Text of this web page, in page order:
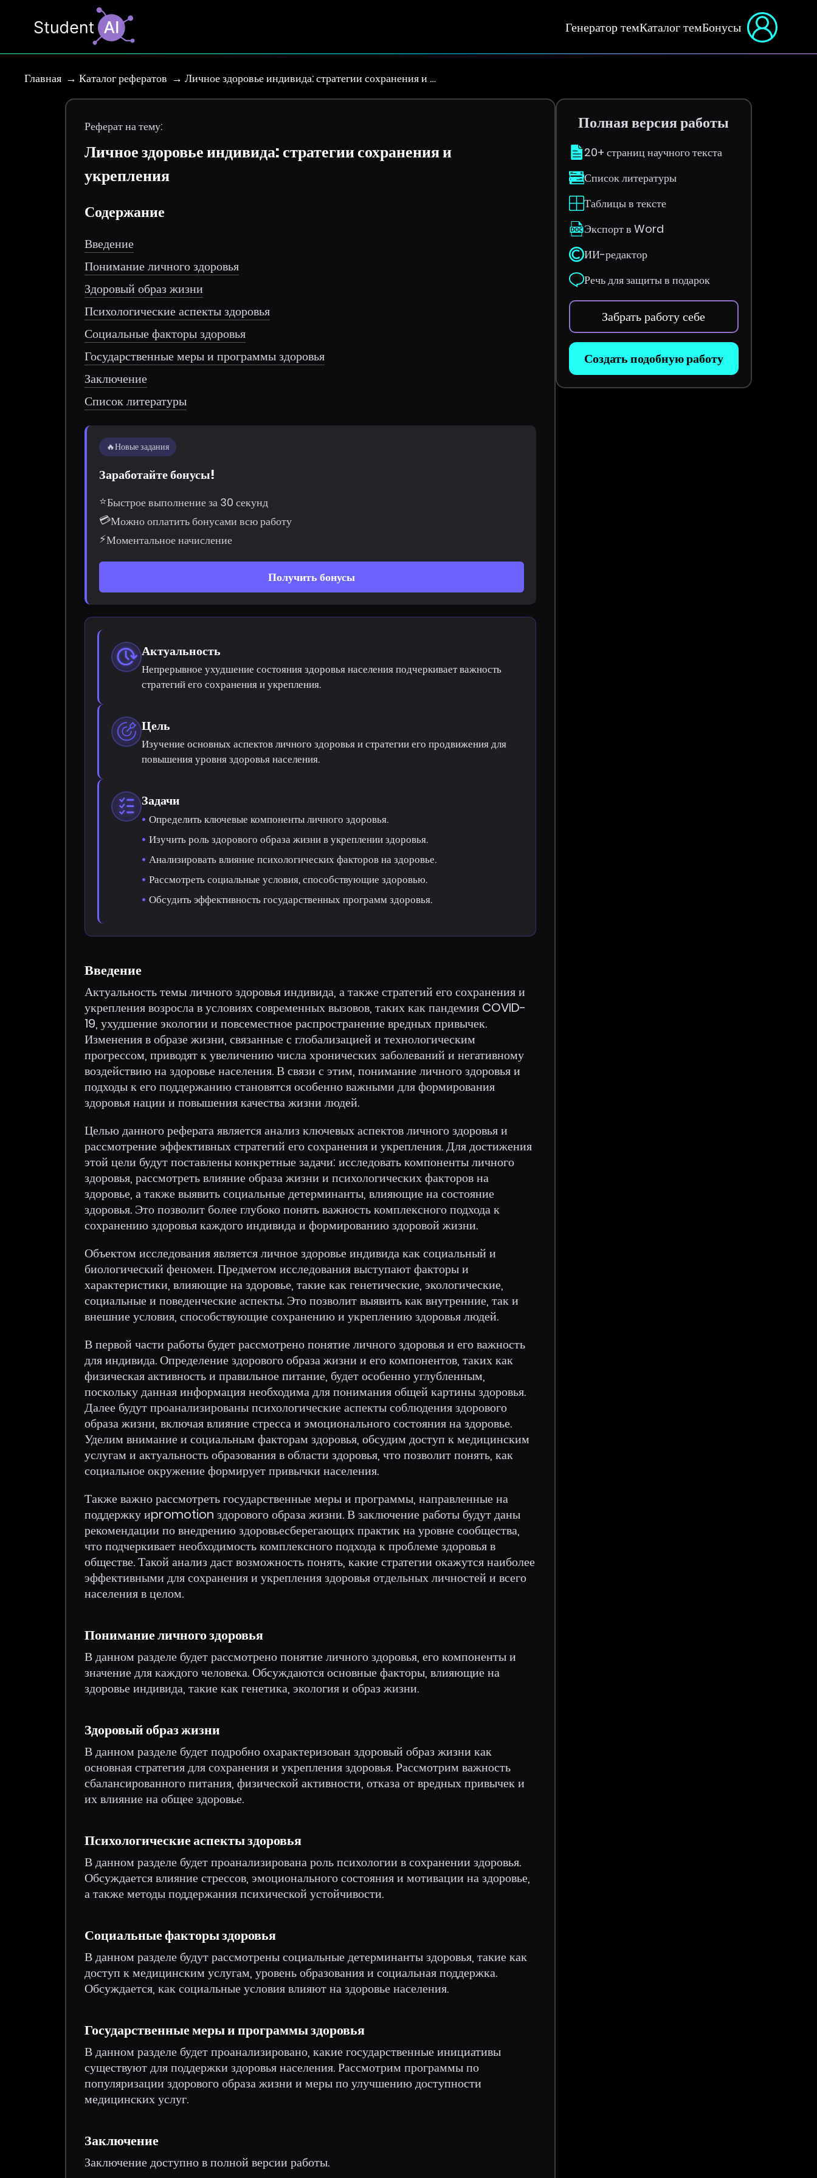
Генератор темКаталог темБонусы
Главная Каталог рефератов Личное здоровье индивида: стратегии сохранения и …
Реферат на тему:
Личное здоровье индивида: стратегии сохранения и
укрепления
Содержание
Введение
Понимание личного здоровья
Здоровый образ жизни
Психологические аспекты здоровья
Социальные факторы здоровья
Государственные меры и программы здоровья
Заключение
Список литературы
🔥Новые задания
Заработайте бонусы!
⭐Быстрое выполнение за 30 секунд
💳Можно оплатить бонусами всю работу
⚡Моментальное начисление
Получить бонусы
Актуальность
Непрерывное ухудшение состояния здоровья населения подчеркивает важность
стратегий его сохранения и укрепления.
Цель
Изучение основных аспектов личного здоровья и стратегии его продвижения для
повышения уровня здоровья населения.
Задачи
Определить ключевые компоненты личного здоровья.
Изучить роль здорового образа жизни в укреплении здоровья.
Анализировать влияние психологических факторов на здоровье.
Рассмотреть социальные условия, способствующие здоровью.
Обсудить эффективность государственных программ здоровья.
Введение
Актуальность темы личного здоровья индивида, а также стратегий его сохранения и
укрепления возросла в условиях современных вызовов, таких как пандемия COVID-
19, ухудшение экологии и повсеместное распространение вредных привычек.
Изменения в образе жизни, связанные с глобализацией и технологическим
прогрессом, приводят к увеличению числа хронических заболеваний и негативному
воздействию на здоровье населения. В связи с этим, понимание личного здоровья и
подходы к его поддержанию становятся особенно важными для формирования
здоровья нации и повышения качества жизни людей.
Целью данного реферата является анализ ключевых аспектов личного здоровья и
рассмотрение эффективных стратегий его сохранения и укрепления. Для достижения
этой цели будут поставлены конкретные задачи: исследовать компоненты личного
здоровья, рассмотреть влияние образа жизни и психологических факторов на
здоровье, а также выявить социальные детерминанты, влияющие на состояние
здоровья. Это позволит более глубоко понять важность комплексного подхода к
сохранению здоровья каждого индивида и формированию здоровой жизни.
Объектом исследования является личное здоровье индивида как социальный и
биологический феномен. Предметом исследования выступают факторы и
характеристики, влияющие на здоровье, такие как генетические, экологические,
социальные и поведенческие аспекты. Это позволит выявить как внутренние, так и
внешние условия, способствующие сохранению и укреплению здоровья людей.
В первой части работы будет рассмотрено понятие личного здоровья и его важность
для индивида. Определение здорового образа жизни и его компонентов, таких как
физическая активность и правильное питание, будет особенно углубленным,
поскольку данная информация необходима для понимания общей картины здоровья.
Далее будут проанализированы психологические аспекты соблюдения здорового
образа жизни, включая влияние стресса и эмоционального состояния на здоровье.
Уделим внимание и социальным факторам здоровья, обсудим доступ к медицинским
услугам и актуальность образования в области здоровья, что позволит понять, как
социальное окружение формирует привычки населения.
Также важно рассмотреть государственные меры и программы, направленные на
поддержку иpromotion здорового образа жизни. В заключение работы будут даны
рекомендации по внедрению здоровьесберегающих практик на уровне сообщества,
что подчеркивает необходимость комплексного подхода к проблеме здоровья в
обществе. Такой анализ даст возможность понять, какие стратегии окажутся наиболее
эффективными для сохранения и укрепления здоровья отдельных личностей и всего
населения в целом.
Понимание личного здоровья
В данном разделе будет рассмотрено понятие личного здоровья, его компоненты и
значение для каждого человека. Обсуждаются основные факторы, влияющие на
здоровье индивида, такие как генетика, экология и образ жизни.
Здоровый образ жизни
В данном разделе будет подробно охарактеризован здоровый образ жизни как
основная стратегия для сохранения и укрепления здоровья. Рассмотрим важность
сбалансированного питания, физической активности, отказа от вредных привычек и
их влияние на общее здоровье.
Психологические аспекты здоровья
В данном разделе будет проанализирована роль психологии в сохранении здоровья.
Обсуждается влияние стрессов, эмоционального состояния и мотивации на здоровье,
а также методы поддержания психической устойчивости.
Социальные факторы здоровья
В данном разделе будут рассмотрены социальные детерминанты здоровья, такие как
доступ к медицинским услугам, уровень образования и социальная поддержка.
Обсуждается, как социальные условия влияют на здоровье населения.
Государственные меры и программы здоровья
В данном разделе будет проанализировано, какие государственные инициативы
существуют для поддержки здоровья населения. Рассмотрим программы по
популяризации здорового образа жизни и меры по улучшению доступности
медицинских услуг.
Заключение
Заключение доступно в полной версии работы.
Полная версия работы
20+ страниц научного текста
Список литературы
Таблицы в тексте
Экспорт в Word
ИИ-редактор
Речь для защиты в подарок
Забрать работу себе
Создать подобную работу